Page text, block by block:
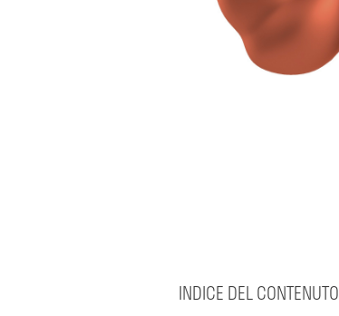
INDICE DEL CONTENUTO